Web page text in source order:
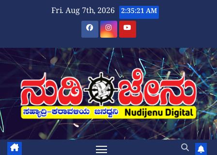
Fri. Aug 7th, 2026 2:35:22 AM